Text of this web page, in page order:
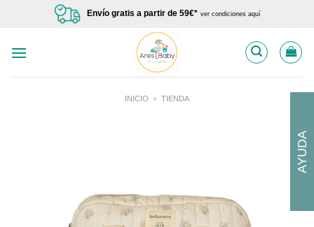
Envío gratis a partir de 59€* ver condiciones aquí
INICIO » TIENDA
AYUDA